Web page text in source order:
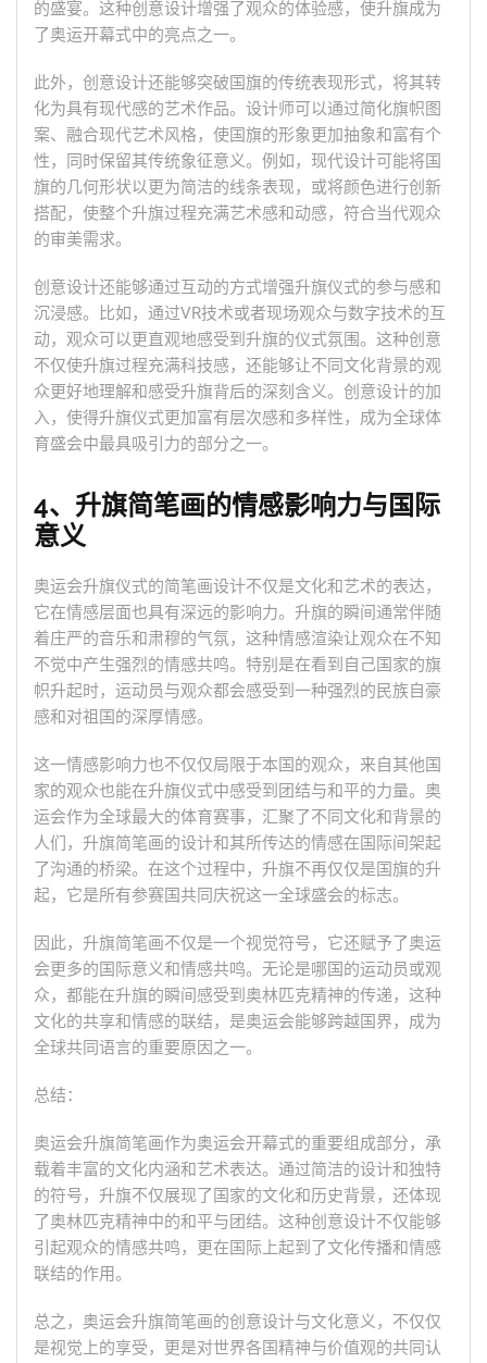
的盛宴。这种创意设计增强了观众的体验感，使升旗成为
了奥运开幕式中的亮点之一。
此外，创意设计还能够突破国旗的传统表现形式，将其转
化为具有现代感的艺术作品。设计师可以通过简化旗帜图
案、融合现代艺术风格，使国旗的形象更加抽象和富有个
性，同时保留其传统象征意义。例如，现代设计可能将国
旗的几何形状以更为简洁的线条表现，或将颜色进行创新
搭配，使整个升旗过程充满艺术感和动感，符合当代观众
的审美需求。
创意设计还能够通过互动的方式增强升旗仪式的参与感和
沉浸感。比如，通过VR技术或者现场观众与数字技术的互
动，观众可以更直观地感受到升旗的仪式氛围。这种创意
不仅使升旗过程充满科技感，还能够让不同文化背景的观
众更好地理解和感受升旗背后的深刻含义。创意设计的加
入，使得升旗仪式更加富有层次感和多样性，成为全球体
育盛会中最具吸引力的部分之一。
4、升旗简笔画的情感影响力与国际
意义
奥运会升旗仪式的简笔画设计不仅是文化和艺术的表达，
它在情感层面也具有深远的影响力。升旗的瞬间通常伴随
着庄严的音乐和肃穆的气氛，这种情感渲染让观众在不知
不觉中产生强烈的情感共鸣。特别是在看到自己国家的旗
帜升起时，运动员与观众都会感受到一种强烈的民族自豪
感和对祖国的深厚情感。
这一情感影响力也不仅仅局限于本国的观众，来自其他国
家的观众也能在升旗仪式中感受到团结与和平的力量。奥
运会作为全球最大的体育赛事，汇聚了不同文化和背景的
人们，升旗简笔画的设计和其所传达的情感在国际间架起
了沟通的桥梁。在这个过程中，升旗不再仅仅是国旗的升
起，它是所有参赛国共同庆祝这一全球盛会的标志。
因此，升旗简笔画不仅是一个视觉符号，它还赋予了奥运
会更多的国际意义和情感共鸣。无论是哪国的运动员或观
众，都能在升旗的瞬间感受到奥林匹克精神的传递，这种
文化的共享和情感的联结，是奥运会能够跨越国界，成为
全球共同语言的重要原因之一。
总结：
奥运会升旗简笔画作为奥运会开幕式的重要组成部分，承
载着丰富的文化内涵和艺术表达。通过简洁的设计和独特
的符号，升旗不仅展现了国家的文化和历史背景，还体现
了奥林匹克精神中的和平与团结。这种创意设计不仅能够
引起观众的情感共鸣，更在国际上起到了文化传播和情感
联结的作用。
总之，奥运会升旗简笔画的创意设计与文化意义，不仅仅
是视觉上的享受，更是对世界各国精神与价值观的共同认